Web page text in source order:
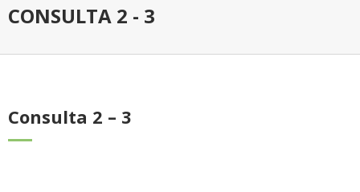
CONSULTA 2 - 3
Consulta 2 – 3